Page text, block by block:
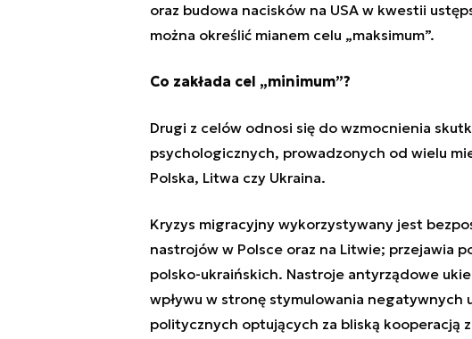
oraz budowa nacisków na USA w kwestii
można określić mianem celu „maksimum”.
Co zakłada cel „minimum”?
Drugi z celów odnosi się do wzmocnienia
psychologicznych, prowadzonych od wielu
Polska, Litwa czy Ukraina.
Kryzys migracyjny wykorzystywany jest
nastrojów w Polsce oraz na Litwie; przejawia
polsko-ukraińskich. Nastroje antyrządowe
wpływu w stronę stymulowania negatywnych
politycznych optujących za bliską kooperacją z